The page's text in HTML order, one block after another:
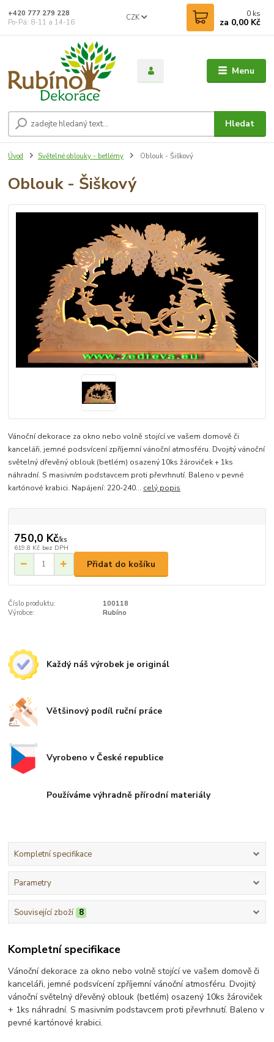
Menu
CZK
Hledat
+420 777 279 228
Po-Pá: 8-11 a 14-16
0 ks
za 0,00 Kč
Úvod Světelné oblouky - betlémy Oblouk - Šiškový
Oblouk - Šiškový
Vánoční dekorace za okno nebo volně stojící ve vašem domově či
kanceláři, jemné podsvícení zpříjemní vánoční atmosféru. Dvojitý vánoční
světelný dřevěný oblouk (betlém) osazený 10ks žároviček + 1ks
náhradní. S masivním podstavcem proti převrhnutí. Baleno v pevné
kartónové krabici. Napájení: 220-240... celý popis
750,0 Kč/ks
619,8 Kč bez DPH
Přidat do košíku
Číslo produktu:
100118
Výrobce:
Rubíno
Každý náš výrobek je originál
Většinový podíl ruční práce
Vyrobeno v České republice
Používáme výhradně přírodní materiály
Kompletní specifikace
Parametry
Související zboží 8
Kompletní specifikace
Vánoční dekorace za okno nebo volně stojící ve vašem domově či
kanceláři, jemné podsvícení zpříjemní vánoční atmosféru. Dvojitý
vánoční světelný dřevěný oblouk (betlém) osazený 10ks žároviček
+ 1ks náhradní. S masivním podstavcem proti převrhnutí. Baleno v
pevné kartónové krabici.